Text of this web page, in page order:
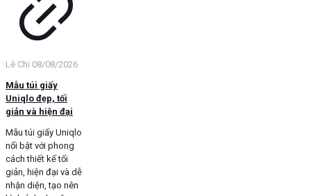
Lê Chi 08/08/2026
Mẫu túi giấy
Uniqlo đẹp, tối
giản và hiện đại
Mẫu túi giấy Uniqlo
nổi bật với phong
cách thiết kế tối
giản, hiện đại và dễ
nhận diện, tạo nên